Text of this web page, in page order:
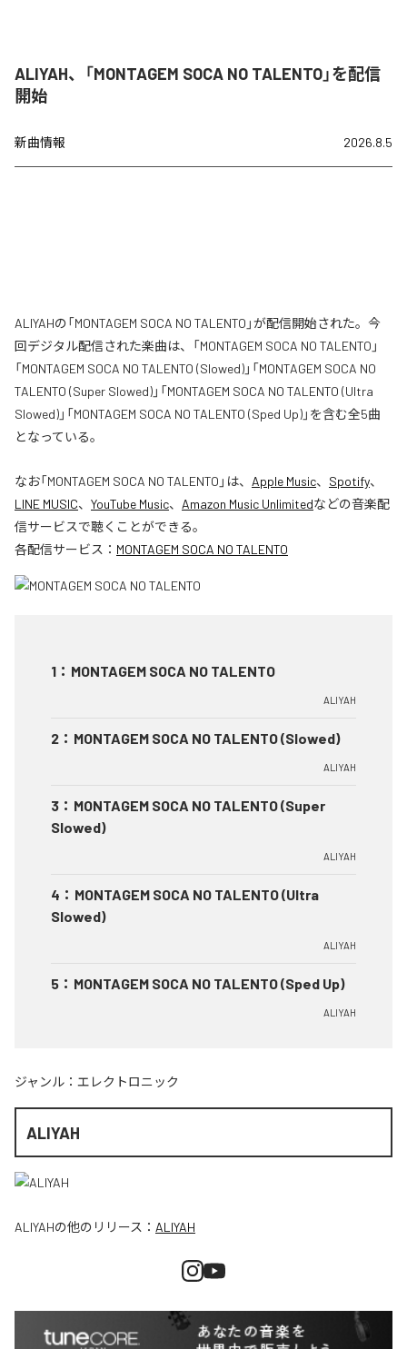
ALIYAH、「MONTAGEM SOCA NO TALENTO」を配信
開始
新曲情報 2026.8.5
ALIYAHの「MONTAGEM SOCA NO TALENTO」が配信開始された。今
回デジタル配信された楽曲は、「MONTAGEM SOCA NO TALENTO」
「MONTAGEM SOCA NO TALENTO (Slowed)」「MONTAGEM SOCA NO
TALENTO (Super Slowed)」「MONTAGEM SOCA NO TALENTO (Ultra
Slowed)」「MONTAGEM SOCA NO TALENTO (Sped Up)」を含む全5曲
となっている。
なお「MONTAGEM SOCA NO TALENTO 」は、 Apple Music、 Spotify、
LINE MUSIC、 YouTube Music、 Amazon Music Unlimitedなどの音楽配
信サービスで聴くことができる。
各配信サービス： MONTAGEM SOCA NO TALENTO
1 ： MONTAGEM SOCA NO TALENTO
ALIYAH
2 ： MONTAGEM SOCA NO TALENTO (Slowed)
ALIYAH
3 ： MONTAGEM SOCA NO TALENTO (Super
Slowed)
ALIYAH
4 ： MONTAGEM SOCA NO TALENTO (Ultra
Slowed)
ALIYAH
5 ： MONTAGEM SOCA NO TALENTO (Sped Up)
ALIYAH
ジャンル： エレクトロニック
ALIYAH
ALIYAHの他のリリース： ALIYAH